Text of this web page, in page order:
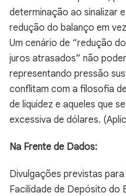
determinação ao sinalizar
redução do balanço em
Um cenário de “redução
juros atrasados” não
representando pressão
conflitam com a filosofia
de liquidez e aqueles que
excessiva de dólares.
Na Frente de Dados:
Divulgações previstas
Facilidade de Depósito do